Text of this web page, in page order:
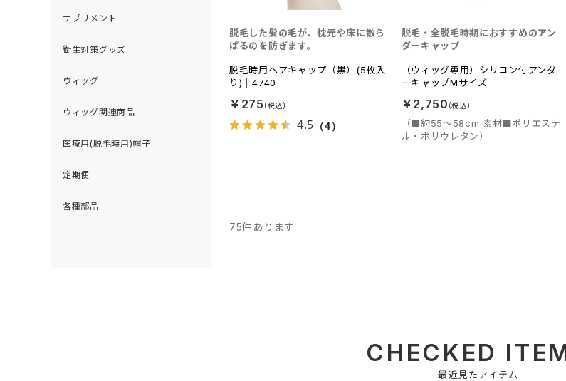
サプリメント
衛生対策グッズ
ウィッグ
ウィッグ関連商品
医療用(脱毛時用)帽子
定期便
各種部品
脱毛時用ヘアキャップ（黒）(5枚入
り)｜4740
脱毛した髪の毛が、枕元や床に散ら
ばるのを防ぎます。
￥275
4.5 （4）
（ウィッグ専用）シリコン付アンダ
ーキャップMサイズ
（■約55～58cm 素材■ポリエステ
ル・ポリウレタン）
脱毛・全脱毛時期におすすめのアン
ダーキャップ
￥2,750
75件あります
CHECKED
最近見たアイテム